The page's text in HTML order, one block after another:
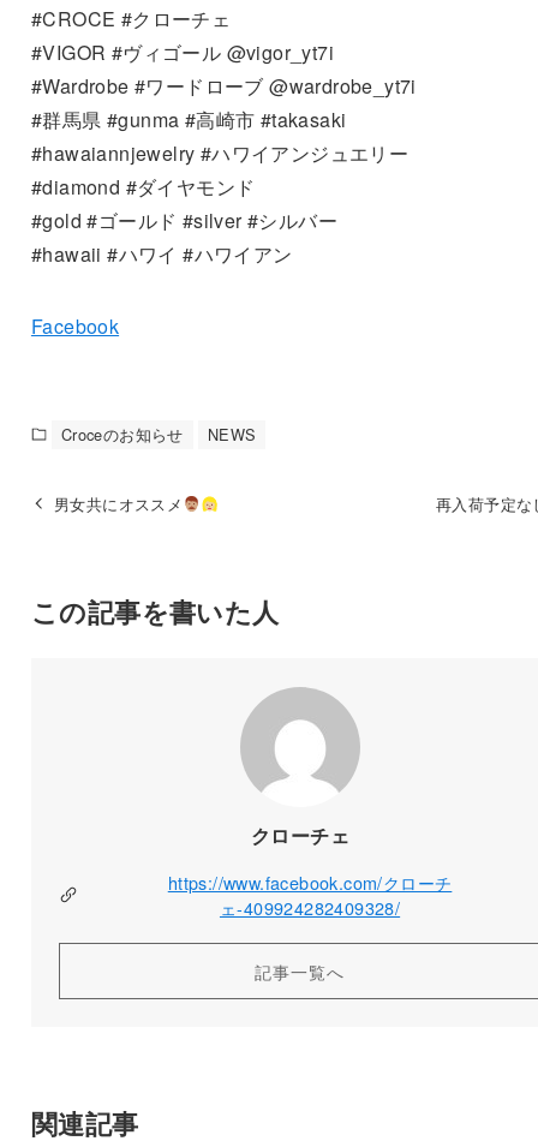
#CROCE #クローチェ
#VIGOR #ヴィゴール @vigor_yt7i
#Wardrobe #ワードローブ @wardrobe_yt7i
#群馬県 #gunma #高崎市 #takasaki
#hawaiannjewelry #ハワイアンジュエリー
#diamond #ダイヤモンド
#gold #ゴールド #silver #シルバー
#hawaii #ハワイ #ハワイアン
Facebook
Croceのお知らせ NEWS
男女共にオススメ 再入荷予定な
この記事を書いた人
クローチェ
https://www.facebook.com/クローチ
ェ-409924282409328/
記事一覧へ
関連記事